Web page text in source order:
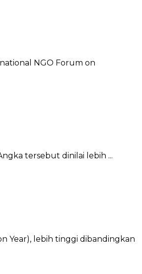
NGO Forum on
tersebut dinilai lebih ...
Year), lebih tinggi dibandingkan